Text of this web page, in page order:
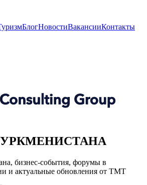
БлогНовостиВакансииКонтакты
бизнес-события, форумы в
и актуальные обновления от TMT